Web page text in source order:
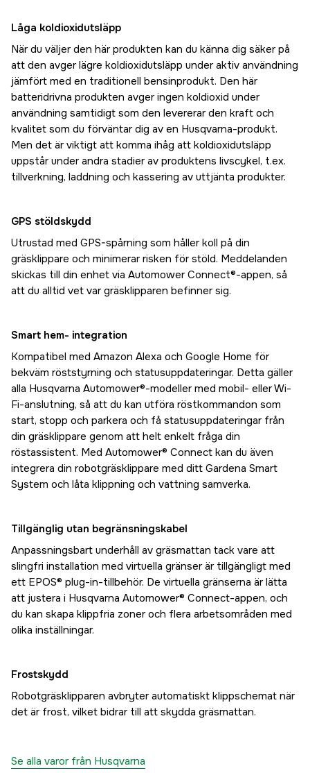
Låga koldioxidutsläpp
När du väljer den här produkten kan du känna dig säker på
att den avger lägre koldioxidutsläpp under aktiv användning
jämfört med en traditionell bensinprodukt. Den här
batteridrivna produkten avger ingen koldioxid under
användning samtidigt som den levererar den kraft och
kvalitet som du förväntar dig av en Husqvarna-produkt.
Men det är viktigt att komma ihåg att koldioxidutsläpp
uppstår under andra stadier av produktens livscykel, t.ex.
tillverkning, laddning och kassering av uttjänta produkter.
GPS stöldskydd
Utrustad med GPS-spårning som håller koll på din
gräsklippare och minimerar risken för stöld. Meddelanden
skickas till din enhet via Automower Connect®-appen, så
att du alltid vet var gräsklipparen befinner sig.
Smart hem- integration
Kompatibel med Amazon Alexa och Google Home för
bekväm röststyrning och statusuppdateringar. Detta gäller
alla Husqvarna Automower®-modeller med mobil- eller Wi-
Fi-anslutning, så att du kan utföra röstkommandon som
start, stopp och parkera och få statusuppdateringar från
din gräsklippare genom att helt enkelt fråga din
röstassistent. Med Automower® Connect kan du även
integrera din robotgräsklippare med ditt Gardena Smart
System och låta klippning och vattning samverka.
Tillgänglig utan begränsningskabel
Anpassningsbart underhåll av gräsmattan tack vare att
slingfri installation med virtuella gränser är tillgängligt med
ett EPOS® plug-in-tillbehör. De virtuella gränserna är lätta
att justera i Husqvarna Automower® Connect-appen, och
du kan skapa klippfria zoner och flera arbetsområden med
olika inställningar.
Frostskydd
Robotgräsklipparen avbryter automatiskt klippschemat när
det är frost, vilket bidrar till att skydda gräsmattan.
Se alla varor från Husqvarna